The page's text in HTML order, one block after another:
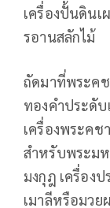
เครื่องปั้นดิน
รอานสลักไม้
ถัดมาที่พระคช
ทองคำประดั
เครื่องพระคช
สำหรับพระม
มงกุฎ เครื่อง
เมาลีหรือมวย